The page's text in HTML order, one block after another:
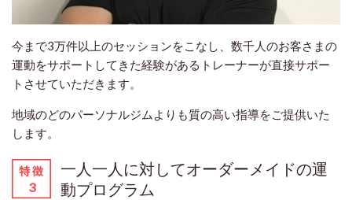
今まで3万件以上のセッションをこなし、数千人のお客さまの
運動をサポートしてきた経験があるトレーナーが直接サポー
トさせていただきます。
地域のどのパーソナルジムよりも質の高い指導をご提供いた
します。
一人一人に対してオーダーメイドの運
動プログラム